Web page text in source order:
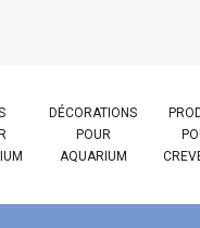
DÉCORATIONS
POUR
AQUARIUM